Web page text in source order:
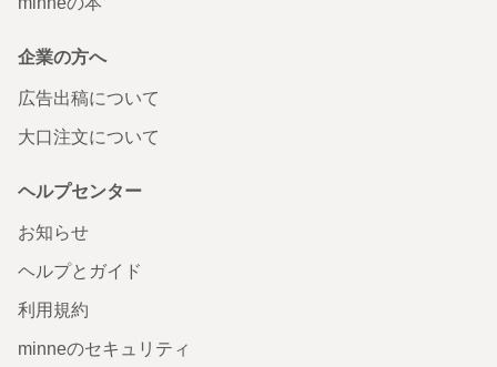
企業の方へ
広告出稿について
大口注文について
ヘルプセンター
お知らせ
ヘルプとガイド
利用規約
minneのセキュリティ